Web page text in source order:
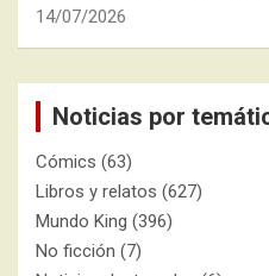
14/07/2026
Noticias por
Cómics (63)
Libros y relatos (627)
Mundo King (396)
No ficción (7)